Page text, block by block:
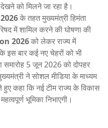
को मिलने जा रहा है।
के तहत मुख्यमंत्री हिमंता
में शामिल करने की घोषणा की
2026को लेकर राज्य में
इस बार कई नए चेहरों को भी
5 जून 2026 को दोपहर
ने सोशल मीडिया के माध्यम
कहा कि नई टीम राज्य के विकास
भूमिका निभाएगी।